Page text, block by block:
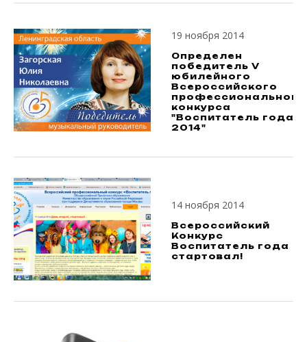
19 ноября 2014
Определен
победитель V
юбилейного
Всероссийского
профессионального
конкурса
"Воспитатель года -
2014"
14 ноября 2014
Всероссийский
Конкурс
Воспитатель года
стартовал!